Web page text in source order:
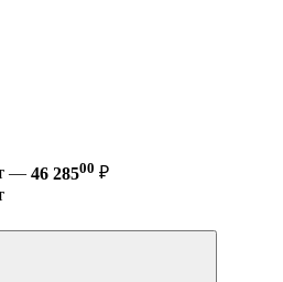
— 46 28500 ₽